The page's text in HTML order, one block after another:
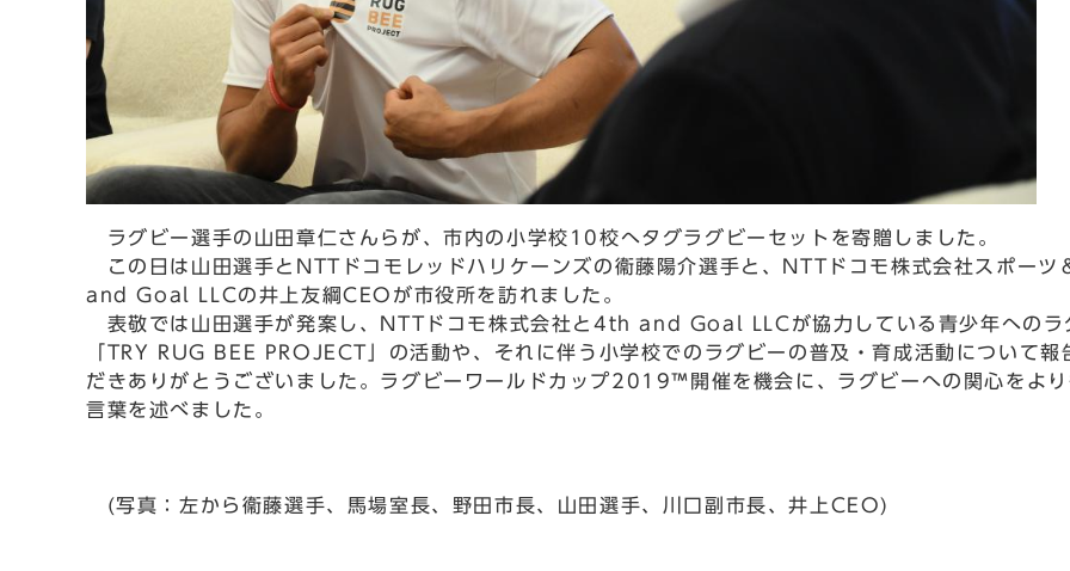
ラグビー選手の山田章仁さんらが、市内の小学校10校へタグラグビーセットを寄贈しました。
この日は山田選手とNTTドコモレッドハリケーンズの衞藤陽介選手と、NTTドコモ株式会社スポー
and Goal LLCの井上友綱CEOが市役所を訪れました。
表敬では山田選手が発案し、NTTドコモ株式会社と4th and Goal LLCが協力している青少年へのラ
「TRY RUG BEE PROJECT」の活動や、それに伴う小学校でのラグビーの普及・育成活動について
だきありがとうございました。ラグビーワールドカップ2019™開催を機会に、ラグビーへの関心をよ
言葉を述べました。
(写真：左から衞藤選手、馬場室長、野田市長、山田選手、川口副市長、井上CEO)